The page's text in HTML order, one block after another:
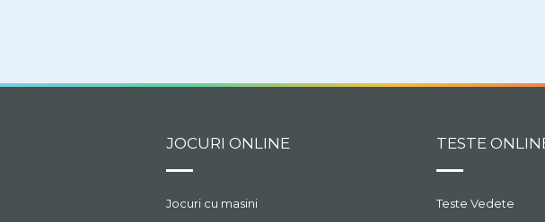
Halloween.
JOCURI ONLINE
Jocuri cu masini
TESTE
Teste Vedete